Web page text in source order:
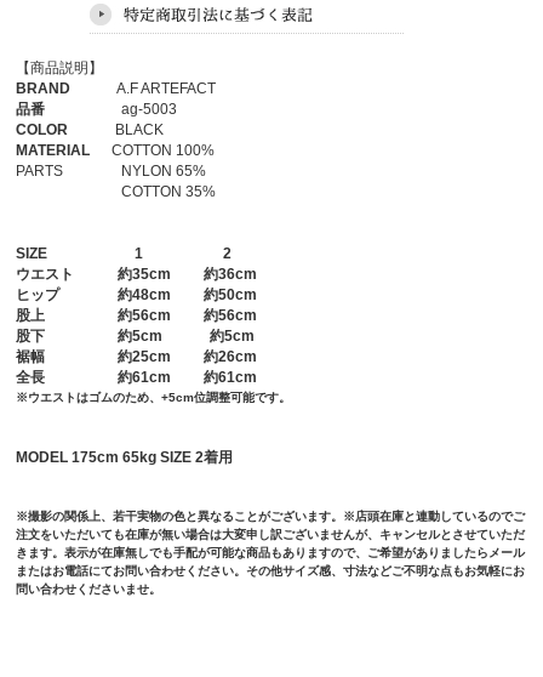
【商品説明】
BRAND A.F ARTEFACT
品番 ag-5003
COLOR BLACK
MATERIAL COTTON 100%
PARTS NYLON 65%
COTTON 35%
SIZE 1
2
ウエスト
約35cm 約36cm
ヒップ約48cm 約50cm
股上 約56cm 約56cm
股下 約5cm 約5cm
裾幅 約25cm 約26cm
全長 約61cm 約61cm
※ウエストはゴムのため、+5cm位調整可能です。
MODEL 175cm 65kg SIZE 2着用
※撮影の関係上、若干実物の色と異なることがございます。※店頭在庫と連動しているのでご
注文をいただいても在庫が無い場合は大変申し訳ございませんが、キャンセルとさせていただ
きます。表示が在庫無しでも手配が可能な商品もありますので、ご希望がありましたらメール
またはお電話にてお問い合わせください。その他サイズ感、寸法などご不明な点もお気軽にお
問い合わせくださいませ。